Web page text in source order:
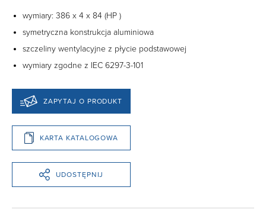
wymiary: 386 x 4 x 84 (HP )
symetryczna konstrukcja aluminiowa
szczeliny wentylacyjne z płycie podstawowej
wymiary zgodne z IEC 6297-3-101
ZAPYTAJ O PRODUKT
KARTA KATALOGOWA
UDOSTĘPNIJ